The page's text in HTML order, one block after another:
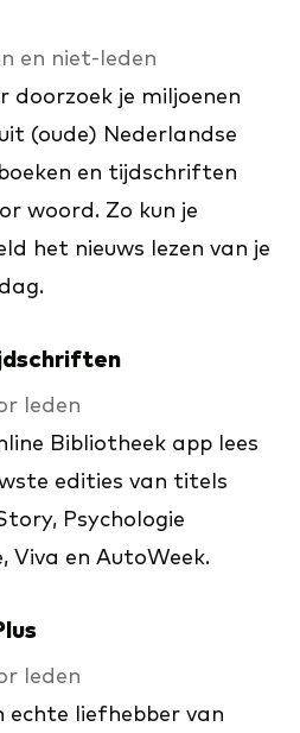
en niet-leden
doorzoek je miljoenen
(oude) Nederlandse
en tijdschriften
woord. Zo kun je
het nieuws lezen van je
leden
Bibliotheek app lees
edities van titels
Psychologie
Viva en AutoWeek.
leden
echte liefhebber van